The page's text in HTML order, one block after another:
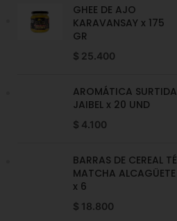
GHEE DE AJO
KARAVANSAY x 175
GR
$ 25.400
AROMÁTICA SURTIDA
JAIBEL x 20 UND
$ 4.100
BARRAS DE CEREAL TÉ
MATCHA ALCAGÜETE
x 6
$ 18.800